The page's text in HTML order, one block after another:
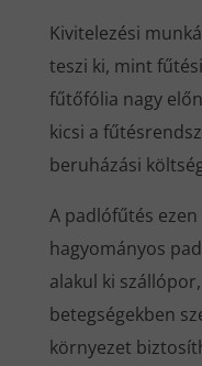
Kivitelezési
teszi ki, mint
fűtőfólia nagy
kicsi a
beruházási
A padlófűtés
hagyományos
alakul ki
betegségekben
környezet